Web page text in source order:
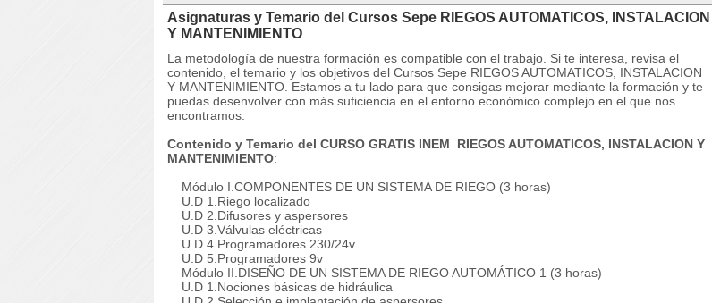
Asignaturas y Temario del Cursos Sepe RIEGOS AUTOMATICOS, INSTALACION
Y MANTENIMIENTO
La metodología de nuestra formación es compatible con el trabajo. Si te interesa, revisa el
contenido, el temario y los objetivos del Cursos Sepe RIEGOS AUTOMATICOS, INSTALACION
Y MANTENIMIENTO. Estamos a tu lado para que consigas mejorar mediante la formación y te
puedas desenvolver con más suficiencia en el entorno económico complejo en el que nos
encontramos.
Contenido y Temario del CURSO GRATIS INEM RIEGOS AUTOMATICOS, INSTALACION Y
MANTENIMIENTO:
Módulo I.COMPONENTES DE UN SISTEMA DE RIEGO (3 horas)
U.D 1.Riego localizado
U.D 2.Difusores y aspersores
U.D 3.Válvulas eléctricas
U.D 4.Programadores 230/24v
U.D 5.Programadores 9v
Módulo II.DISEÑO DE UN SISTEMA DE RIEGO AUTOMÁTICO 1 (3 horas)
U.D 1.Nociones básicas de hidráulica